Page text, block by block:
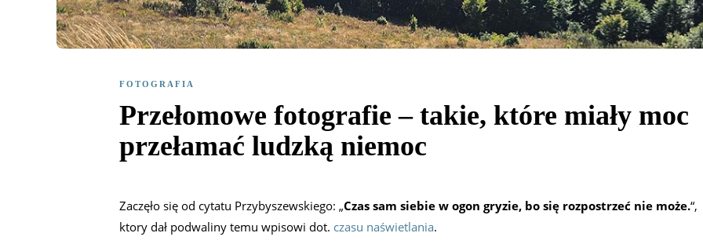
FOTOGRAFIA
Przełomowe fotografie – takie, które miały moc
przełamać ludzką niemoc
Zaczęło się od cytatu Przybyszewskiego: „Czas sam siebie w ogon gryzie, bo się rozpostrzeć nie może.“,
ktory dał podwaliny temu wpisowi dot. czasu naświetlania.